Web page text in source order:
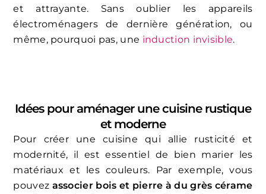
et attrayante. Sans oublier les appareils
électroménagers de dernière génération, ou
même, pourquoi pas, une induction invisible.
Idées pour aménager une cuisine rustique
et moderne
Pour créer une cuisine qui allie rusticité et
modernité, il est essentiel de bien marier les
matériaux et les couleurs. Par exemple, vous
pouvez associer bois et pierre à du grès cérame